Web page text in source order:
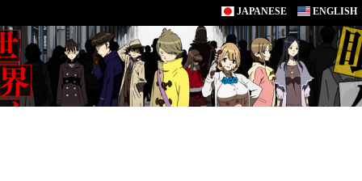
JAPANESE ENGLISH